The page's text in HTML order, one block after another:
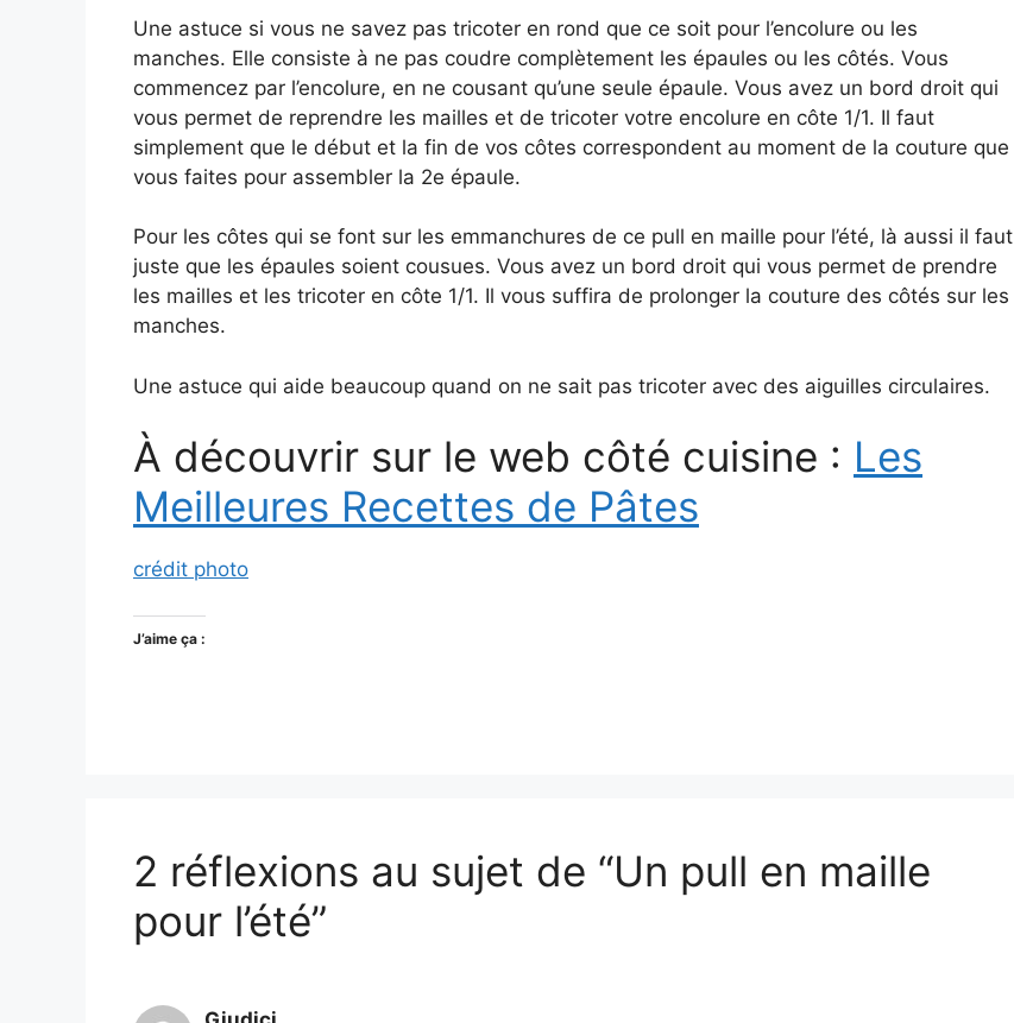
Une astuce si vous ne savez pas tricoter en rond que ce soit pour l’encolure ou les
manches. Elle consiste à ne pas coudre complètement les épaules ou les côtés. Vous
commencez par l’encolure, en ne cousant qu’une seule épaule. Vous avez un bord droit qui
vous permet de reprendre les mailles et de tricoter votre encolure en côte 1/1. Il faut
simplement que le début et la fin de vos côtes correspondent au moment de la couture que
vous faites pour assembler la 2e épaule.
Pour les côtes qui se font sur les emmanchures de ce pull en maille pour l’été, là aussi il faut
juste que les épaules soient cousues. Vous avez un bord droit qui vous permet de prendre
les mailles et les tricoter en côte 1/1. Il vous suffira de prolonger la couture des côtés sur les
manches.
Une astuce qui aide beaucoup quand on ne sait pas tricoter avec des aiguilles circulaires.
À découvrir sur le web côté cuisine : Les
Meilleures Recettes de Pâtes
crédit photo
J’aime ça :
2 réflexions au sujet de “Un pull en maille
pour l’été”